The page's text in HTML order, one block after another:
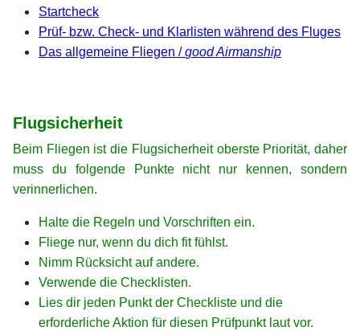
Startcheck
Prüf- bzw. Check- und Klarlisten während des Fluges
Das allgemeine Fliegen /good Airmanship
Flugsicherheit
Beim Fliegen ist die Flugsicherheit oberste Priorität, daher
muss du folgende Punkte nicht nur kennen, sondern
verinnerlichen.
Halte die Regeln und Vorschriften ein.
Fliege nur, wenn du dich fit fühlst.
Nimm Rücksicht auf andere.
Verwende die Checklisten.
Lies dir jeden Punkt der Checkliste und die
erforderliche Aktion für diesen Prüfpunkt laut vor.